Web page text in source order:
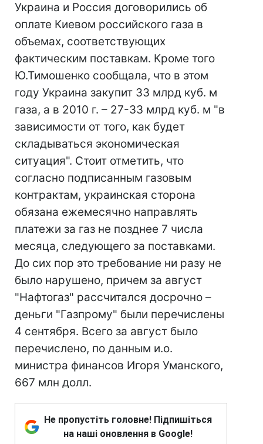
Украина и Россия договорились об
оплате Киевом российского газа в
объемах, соответствующих
фактическим поставкам. Кроме того
Ю.Тимошенко сообщала, что в этом
году Украина закупит 33 млрд куб. м
газа, а в 2010 г. – 27-33 млрд куб. м "в
зависимости от того, как будет
складываться экономическая
ситуация". Стоит отметить, что
согласно подписанным газовым
контрактам, украинская сторона
обязана ежемесячно направлять
платежи за газ не позднее 7 числа
месяца, следующего за поставками.
До сих пор это требование ни разу не
было нарушено, причем за август
"Нафтогаз" рассчитался досрочно –
деньги "Газпрому" были перечислены
4 сентября. Всего за август было
перечислено, по данным и.о.
министра финансов Игоря Уманского,
667 млн долл.
Не пропустіть головне! Підпишіться
на наші оновлення в Google!